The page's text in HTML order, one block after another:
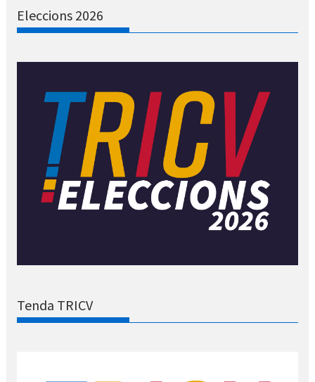
Eleccions 2026
Tenda TRICV